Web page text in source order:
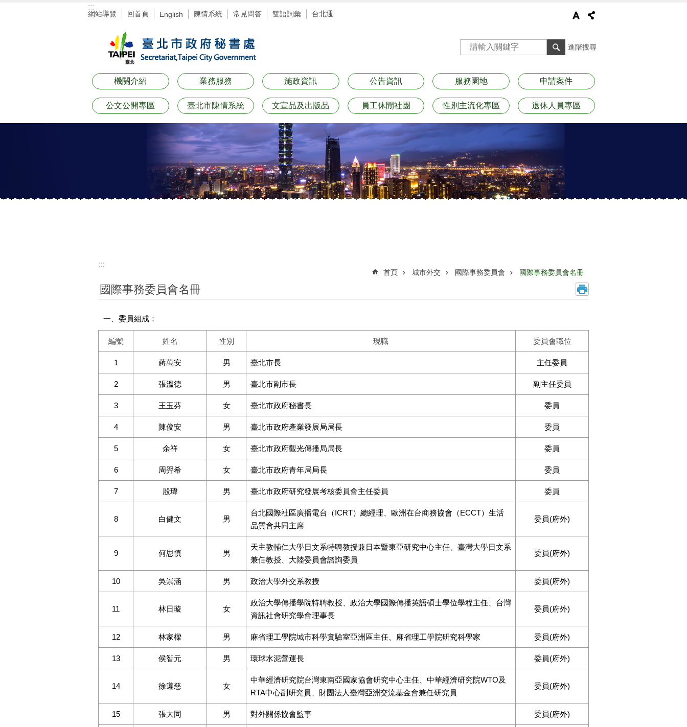
:::
網站導覽 回首頁 English 陳情系統 常見問答 雙語詞彙 台北通
進階搜尋
機關介紹 業務服務 施政資訊 公告資訊 服務園地 申請案件
公文公開專區 臺北市陳情系統 文宣品及出版品 員工休閒社團 性別主流化專區 退休人員專區
:::
首頁 城市外交 國際事務委員會 國際事務委員會名冊
國際事務委員會名冊
一、委員組成：
編號 姓名 性別 現職 委員會職位
1 蔣萬安 男 臺北市長 主任委員
2 張溫德 男 臺北市副市長 副主任委員
3 王玉芬 女 臺北市政府秘書長 委員
4 陳俊安 男 臺北市政府產業發展局局長 委員
5 余祥 女 臺北市政府觀光傳播局局長 委員
6 周羿希 女 臺北市政府青年局局長 委員
7 殷瑋 男 臺北市政府研究發展考核委員會主任委員 委員
8 白健文 男
台北國際社區廣播電台（ICRT）總經理、歐洲在台商務協會（ECCT）生活
品質會共同主席
委員(府外)
9 何思慎 男
天主教輔仁大學日文系特聘教授兼日本暨東亞研究中心主任、臺灣大學日文系
兼任教授、大陸委員會諮詢委員
委員(府外)
10 吳崇涵 男 政治大學外交系教授 委員(府外)
11 林日璇 女
政治大學傳播學院特聘教授、政治大學國際傳播英語碩士學位學程主任、台灣
資訊社會研究學會理事長
委員(府外)
12 林家樑 男 麻省理工學院城市科學實驗室亞洲區主任、麻省理工學院研究科學家 委員(府外)
13 侯智元 男 環球水泥營運長 委員(府外)
14 徐遵慈 女
中華經濟研究院台灣東南亞國家協會研究中心主任、中華經濟研究院WTO及
RTA中心副研究員、財團法人臺灣亞洲交流基金會兼任研究員
委員(府外)
15 張大同 男 對外關係協會監事 委員(府外)